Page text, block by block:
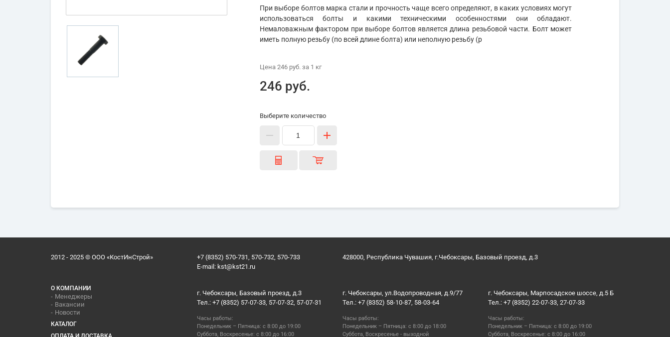
При выборе болтов марка стали и прочность чаще всего определяют, в каких условиях могут
использоваться болты и какими техническими особенностями они обладают.
Немаловажным фактором при выборе болтов является длина резьбовой части. Болт может
иметь полную резьбу (по всей длине болта) или неполную резьбу (р
Цена 246 руб.за 1 кг
246 руб.
Выберите количество
2012 - 2025 © ООО «КостИнСтрой»
+7 (8352) 570-731, 570-732, 570-733
E-mail: kst@kst21.ru
428000, Республика Чувашия, г.Чебоксары, Базовый проезд, д.3
О КОМПАНИИ
Менеджеры
Вакансии
Новости
КАТАЛОГ
г. Чебоксары, Базовый проезд, д.3
Тел.: +7 (8352) 57-07-33, 57-07-32, 57-07-31
Часы работы:
Понедельник – Пятница: с 8:00 до 19:00
Суббота, Воскресенье: с 8:00 до 16:00
г. Чебоксары, ул.Водопроводная, д.9/77
Тел.: +7 (8352) 58-10-87, 58-03-64
Часы работы:
Понедельник – Пятница: с 8:00 до 18:00
Суббота, Воскресенье - выходной
г. Чебоксары, Марпосадское шоссе, д.5 Б
Тел.: +7 (8352) 22-07-33, 27-07-33
Часы работы:
Понедельник – Пятница: с 8:00 до 19:00
Суббота, Воскресенье: с 8:00 до 16:00